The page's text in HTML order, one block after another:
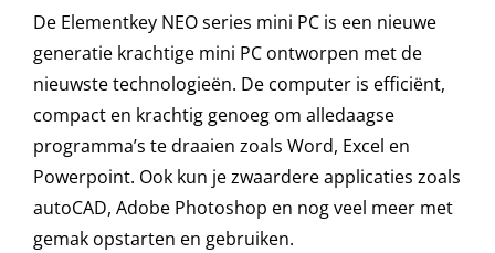
512GB
SSD
+
1TB
HDD
-
WIFI
6
De Elementkey NEO series mini PC is een nieuwe
generatie krachtige mini PC ontworpen met de
nieuwste technologieën. De computer is efficiënt,
compact en krachtig genoeg om alledaagse
programma’s te draaien zoals Word, Excel en
Powerpoint. Ook kun je zwaardere applicaties zoals
autoCAD, Adobe Photoshop en nog veel meer met
gemak opstarten en gebruiken.